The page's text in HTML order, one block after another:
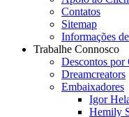
Contatos
Sitemap
Informações
Trabalhe Connosco
Descontos por
Dreamcreators
Embaixadores
Igor
Hemily